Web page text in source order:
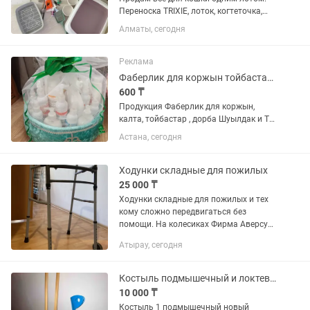
Переноска TRIXIE, лоток, когтеточка,
миски, коврик, игрушки, когтерез,
салфетки и спреи. Всё в хорошем
Продаю, так как больше не...
Алматы, сегодня
Реклама
Фаберлик для коржын тойбастар Шуылдак Калта
600 ₸
Продукция Фаберлик для коржын,
калта, тойбастар , дорба Шуылдак и ТД.
Продукция Фаберлик в наличии много
товара есть, приходите и выбирайте
цены приемлемые. Обмен...
Астана, сегодня
Ходунки складные для пожилых
25 000 ₸
Ходунки складные для пожилых и тех
кому сложно передвигаться без
помощи. На колесиках Фирма Аверсус
наличии: Подгузники для взрослых
Атырау, сегодня
Костыль подмышечный и локтевой
10 000 ₸
Костыль 1 подмышечный новый